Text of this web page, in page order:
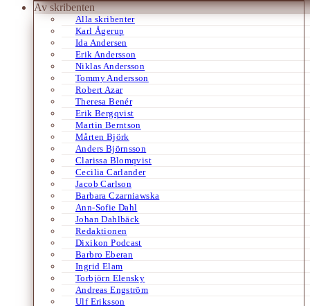
Av skribenten
Alla skribenter
Karl Ågerup
Ida Andersen
Erik Andersson
Niklas Andersson
Tommy Andersson
Robert Azar
Theresa Benér
Erik Bergqvist
Martin Berntson
Mårten Björk
Anders Björnsson
Clarissa Blomqvist
Cecilia Carlander
Jacob Carlson
Barbara Czarniawska
Ann-Sofie Dahl
Johan Dahlbäck
Redaktionen
Dixikon Podcast
Barbro Eberan
Ingrid Elam
Torbjörn Elensky
Andreas Engström
Ulf Eriksson